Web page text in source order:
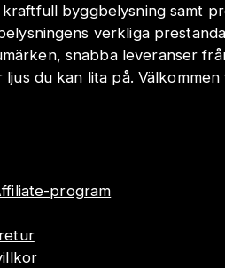
byggbelysning samt
verkliga
snabba leveranser
du kan lita på. Välkommen
program